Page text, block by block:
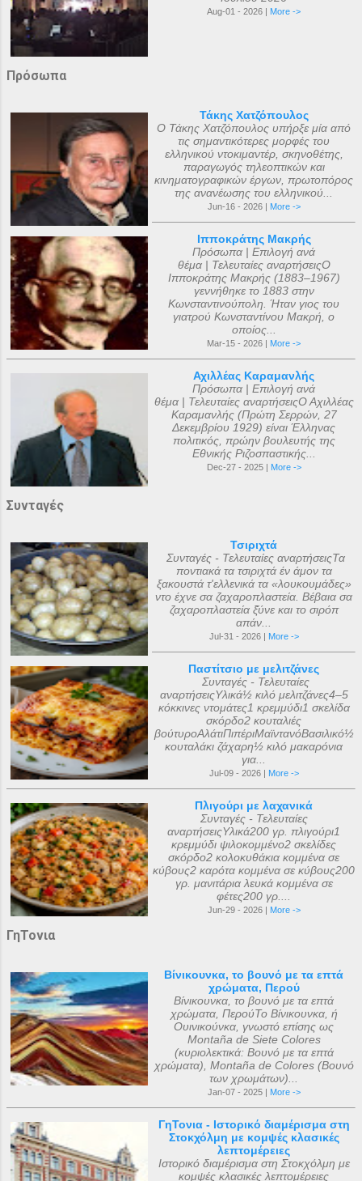
Aug-01 - 2026 | More ->
Πρόσωπα
Τάκης Χατζόπουλος
Ο Τάκης Χατζόπουλος υπήρξε μία από
τις σημαντικότερες μορφές του
ελληνικού ντοκιμαντέρ, σκηνοθέτης,
παραγωγός τηλεοπτικών και
κινηματογραφικών έργων, πρωτοπόρος
της ανανέωσης του ελληνικού...
Jun-16 - 2026 | More ->
Ιπποκράτης Μακρής
Πρόσωπα | Επιλογή ανά
θέμα | Τελευταίες αναρτήσειςΟ
Ιπποκράτης Μακρής (1883–1967)
γεννήθηκε το 1883 στην
Κωνσταντινούπολη. Ήταν γιος του
γιατρού Κωνσταντίνου Μακρή, ο
οποίος...
Mar-15 - 2026 | More ->
Αχιλλέας Καραμανλής
Πρόσωπα | Επιλογή ανά
θέμα | Τελευταίες αναρτήσειςΟ Αχιλλέας
Καραμανλής (Πρώτη Σερρών, 27
Δεκεμβρίου 1929) είναι Έλληνας
πολιτικός, πρώην βουλευτής της
Εθνικής Ριζοσπαστικής...
Dec-27 - 2025 | More ->
Συνταγές
Τσιριχτά
Συνταγές - Τελευταίες αναρτήσειςΤα
ποντιακά τα τσιριχτά έν άμον τα
ξακουστά τ'ελλενικά τα «λουκουμάδες»
ντο έχνε σα ζαχαροπλαστεία. Βέβαια σα
ζαχαροπλαστεία ξ̌ύνε και το σιρόπ
απάν...
Jul-31 - 2026 | More ->
Παστίτσιο με μελιτζάνες
Συνταγές - Τελευταίες
αναρτήσειςΥλικά½ κιλό μελιτζάνες4–5
κόκκινες ντομάτες1 κρεμμύδι1 σκελίδα
σκόρδο2 κουταλιές
βούτυροΑλάτιΠιπέριΜαϊντανόΒασιλικό½
κουταλάκι ζάχαρη½ κιλό μακαρόνια
για...
Jul-09 - 2026 | More ->
Πλιγούρι με λαχανικά
Συνταγές - Τελευταίες
αναρτήσειςΥλικά200 γρ. πλιγούρι1
κρεμμύδι ψιλοκομμένο2 σκελίδες
σκόρδο2 κολοκυθάκια κομμένα σε
κύβους2 καρότα κομμένα σε κύβους200
γρ. μανιτάρια λευκά κομμένα σε
φέτες200 γρ....
Jun-29 - 2026 | More ->
ΓηΤονια
Βίνικουνκα, το βουνό με τα επτά
χρώματα, Περού
Βίνικουνκα, το βουνό με τα επτά
χρώματα, ΠερούΤο Βίνικουνκα, ή
Ουινικούνκα, γνωστό επίσης ως
Montaña de Siete Colores
(κυριολεκτικά: Βουνό με τα επτά
χρώματα), Montaña de Colores (Βουνό
των χρωμάτων)...
Jan-07 - 2025 | More ->
ΓηΤονια - Ιστορικό διαμέρισμα στη
Στοκχόλμη με κομψές κλασικές
λεπτομέρειες
Ιστορικό διαμέρισμα στη Στοκχόλμη με
κομψές κλασικές λεπτομέρειες